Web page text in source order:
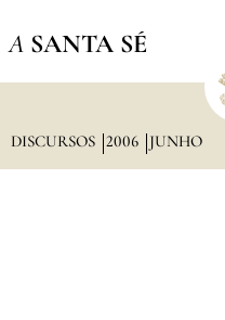
A SANTA SÉ
DISCURSOS 2006 JUNHO